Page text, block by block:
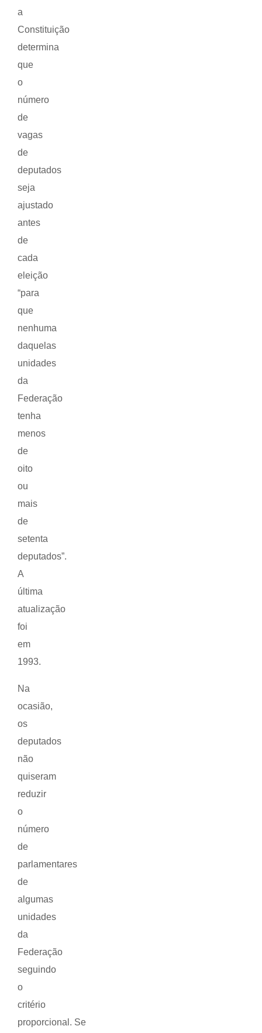
a
Constituição
determina
que
o
número
de
vagas
de
deputados
seja
ajustado
antes
de
cada
eleição
“para
que
nenhuma
daquelas
unidades
da
Federação
tenha
menos
de
oito
ou
mais
de
setenta
deputados”.
A
última
atualização
foi
em
1993.
Na
ocasião,
os
deputados
não
quiseram
reduzir
o
número
de
parlamentares
de
algumas
unidades
da
Federação
seguindo
o
critério
proporcional. Se